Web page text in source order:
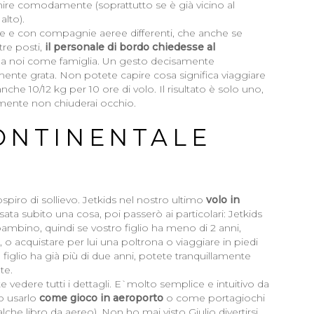
comodamente (soprattutto se è già vicino al
e con compagnie aeree differenti, che anche se
posti, il personale di bordo chiedesse al
noi come famiglia. Un gesto decisamente
grata. Non potete capire cosa significa viaggiare
10/12 kg per 10 ore di volo. Il risultato è solo uno,
non chiuderai occhio.
di sollievo. Jetkids nel nostro ultimo volo in
subito una cosa, poi passerò ai particolari: Jetkids
quindi se vostro figlio ha meno di 2 anni,
acquistare per lui una poltrona o viaggiare in piedi
ha già più di due anni, potete tranquillamente
vedere tutti i dettagli. E`molto semplice e intuitivo da
usarlo come gioco in aeroporto o come portagiochi